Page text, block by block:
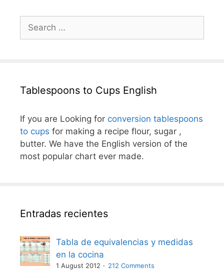
for:
Tablespoons to Cups English
If you are Looking for conversion tablespoons
to cups for making a recipe flour, sugar ,
butter. We have the English version of the
most popular chart ever made.
Entradas recientes
Tabla de equivalencias y medidas
en la cocina
1 August 2012 212 Comments